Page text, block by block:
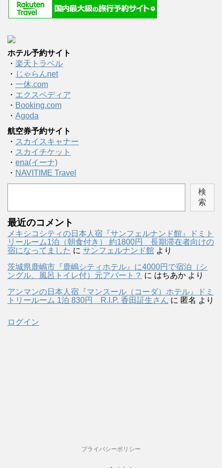
ホテル予約サイト
・ 楽天トラベル
・ じゃらんnet
・ 一休.com
・ エクスペディア
・ Booking.com
・ Agoda
航空券予約サイト
・ スカイスキャナー
・ スカイチケット
・ ena(イーナ)
・ NAVITIME Travel
検
索
最近のコメント
メキシコシティの日本人宿『サンフェルナンド館』ドミト
リールーム1泊（朝食付き） 約1800円 長期滞在者向けの
宿になってました に サンフェルナンド館 より
茨城県鹿嶋市『鹿嶋シティホテル』に4000円で宿泊（シ
ングル、風呂トイレ付）元アパート？ に はちあか より
アンマンの日本人宿『マンスール（コーダ）ホテル』ドミ
トリールーム 1泊 830円 R.I.P. 香田証生さん に 匿名 より
ログイン
プライバシーポリシー